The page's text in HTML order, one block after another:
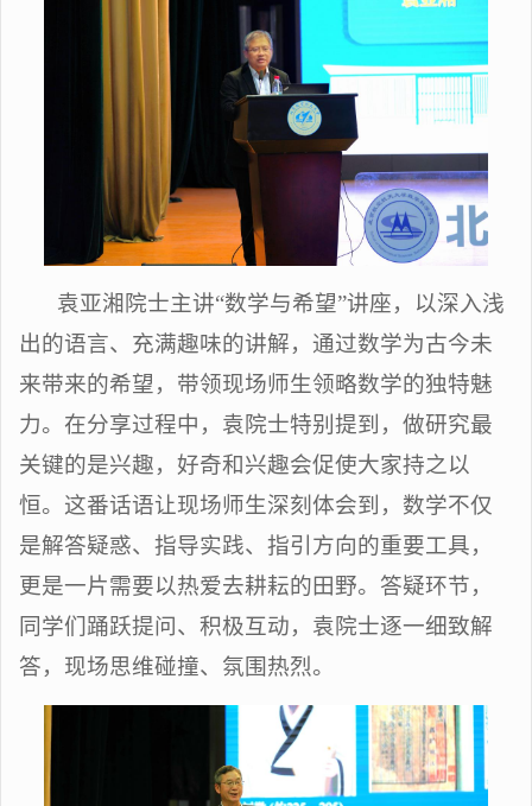
袁亚湘院士主讲“数学与希望”讲座，以深入浅
出的语言、充满趣味的讲解，通过数学为古今未
来带来的希望，带领现场师生领略数学的独特魅
力。在分享过程中，袁院士特别提到，做研究最
关键的是兴趣，好奇和兴趣会促使大家持之以
恒。这番话语让现场师生深刻体会到，数学不仅
是解答疑惑、指导实践、指引方向的重要工具，
更是一片需要以热爱去耕耘的田野。答疑环节，
同学们踊跃提问、积极互动，袁院士逐一细致解
答，现场思维碰撞、氛围热烈。